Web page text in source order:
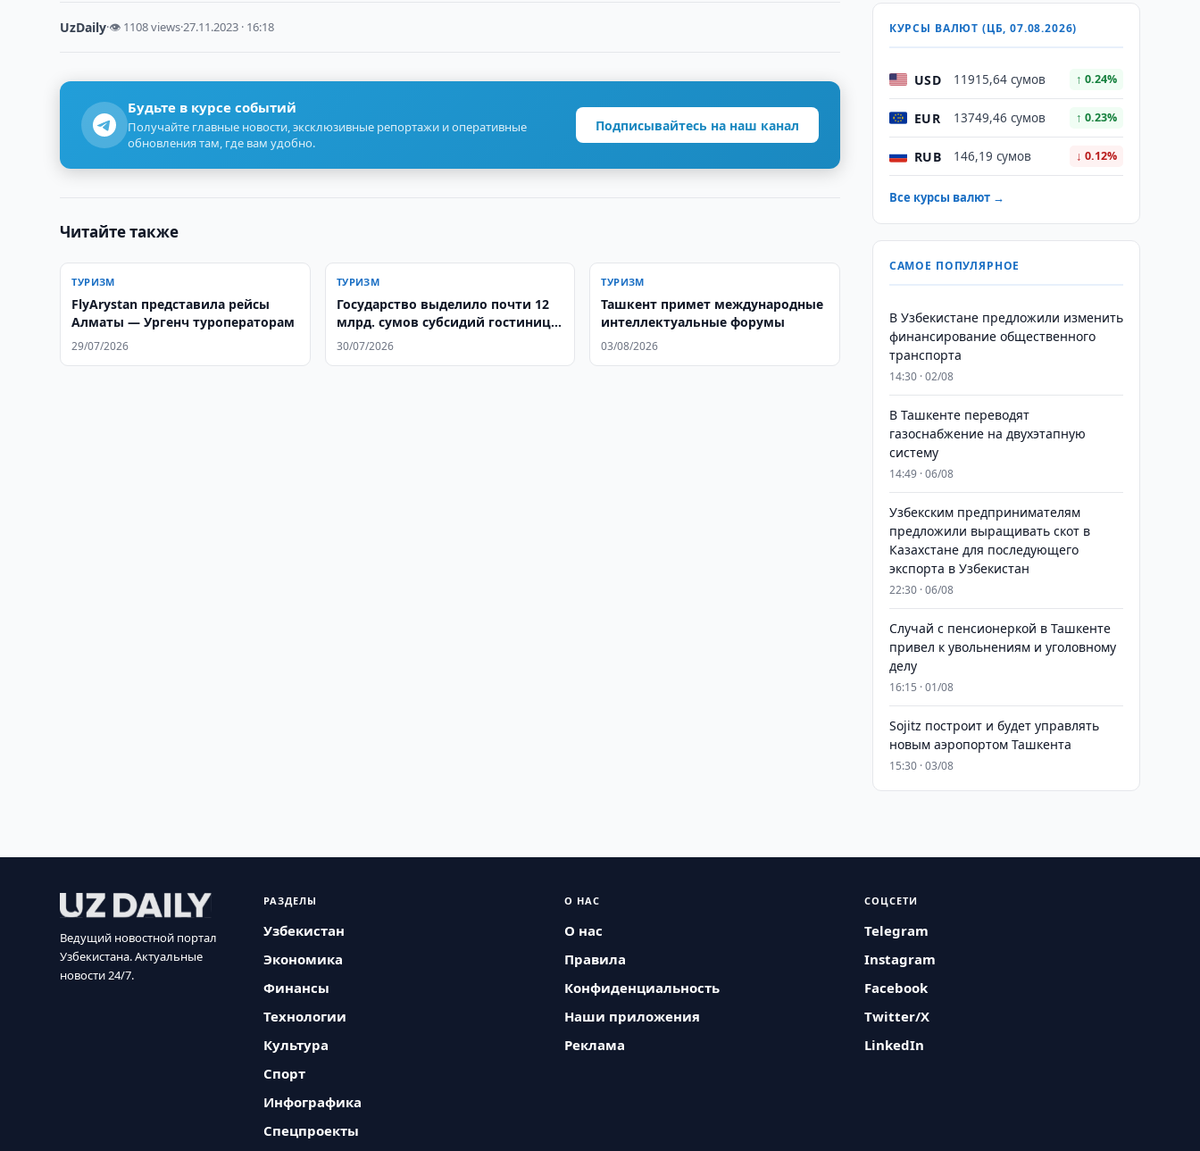
UzDaily·👁 1108 views·27.11.2023 · 16:18
Будьте в курсе событий
Получайте главные новости, эксклюзивные репортажи и оперативные
обновления там, где вам удобно.
Подписывайтесь на наш канал
Читайте также
ТУРИЗМ
FlyArystan представила рейсы
Алматы — Ургенч туроператорам
29/07/2026
ТУРИЗМ
Государство выделило почти 12
млрд. сумов субсидий гостинице
DoubleTree by Hilton в Ташкенте
30/07/2026
ТУРИЗМ
Ташкент примет международные
интеллектуальные форумы
03/08/2026
КУРСЫ ВАЛЮТ (ЦБ, 07.08.2026)
USD 11915,64 сумов ↑ 0.24%
EUR 13749,46 сумов ↑ 0.23%
RUB 146,19 сумов ↓ 0.12%
Все курсы валют →
САМОЕ ПОПУЛЯРНОЕ
В Узбекистане предложили изменить
финансирование общественного
транспорта
14:30 · 02/08
В Ташкенте переводят
газоснабжение на двухэтапную
систему
14:49 · 06/08
Узбекским предпринимателям
предложили выращивать скот в
Казахстане для последующего
экспорта в Узбекистан
22:30 · 06/08
Случай с пенсионеркой в Ташкенте
привел к увольнениям и уголовному
делу
16:15 · 01/08
Sojitz построит и будет управлять
новым аэропортом Ташкента
15:30 · 03/08
Ведущий новостной портал
Узбекистана. Актуальные
новости 24/7.
РАЗДЕЛЫ
Узбекистан
Экономика
Финансы
Технологии
Культура
Спорт
Инфографика
Спецпроекты
О НАС
О нас
Правила
Конфиденциальность
Наши приложения
Реклама
СОЦСЕТИ
Telegram
Instagram
Facebook
Twitter/X
LinkedIn